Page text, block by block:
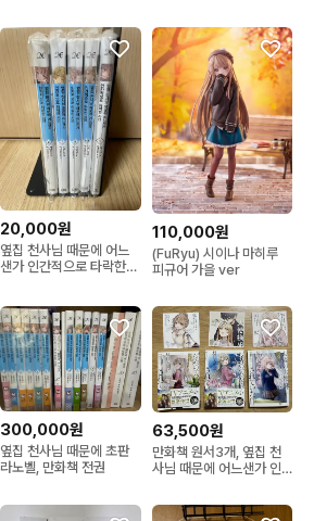
20,000원
옆집 천사님 때문에 어느
샌가 인간적으로 타락한
110,000원
(FuRyu) 시이나 마히루
피규어 가을 ver
300,000원
옆집 천사님 때문에 초판
라노벨, 만화책 전권
63,500원
만화책 원서3개, 옆집 천
사님 때문에 어느샌가 인